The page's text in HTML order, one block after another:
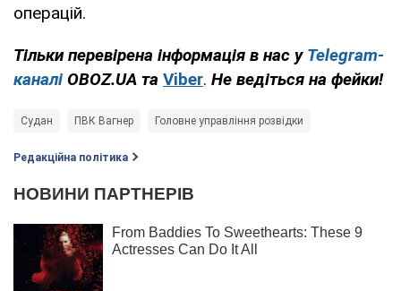
операцій.
Тільки перевірена інформація в нас у Telegram-
каналі OBOZ.UA та Viber. Не ведіться на фейки!
Судан ПВК Вагнер Головне управління розвідки
Редакційна політика